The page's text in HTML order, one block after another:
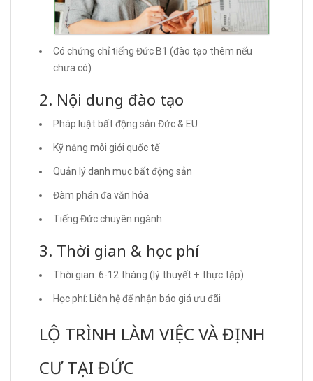
Có chứng chỉ tiếng Đức B1 (đào tạo thêm nếu
chưa có)
2. Nội dung đào tạo
Pháp luật bất động sản Đức & EU
Kỹ năng môi giới quốc tế
Quản lý danh mục bất động sản
Đàm phán đa văn hóa
Tiếng Đức chuyên ngành
3. Thời gian & học phí
Thời gian: 6-12 tháng (lý thuyết + thực tập)
Học phí: Liên hệ để nhận báo giá ưu đãi
LỘ TRÌNH LÀM VIỆC VÀ ĐỊNH
CƯ TẠI ĐỨC